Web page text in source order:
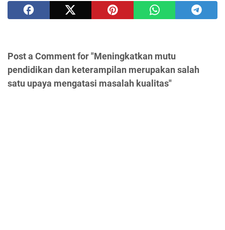
Post a Comment for "Meningkatkan mutu
pendidikan dan keterampilan merupakan salah
satu upaya mengatasi masalah kualitas"